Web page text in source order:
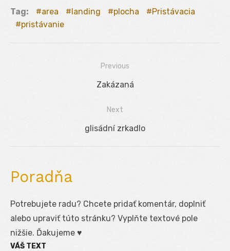
Tag: area landing plocha
Pristávacia
pristávanie
Previous
Previous
Zakázaná
Next
Next
glisádní zrkadlo
Poradňa
Potrebujete radu? Chcete pridať komentár, doplniť
alebo upraviť túto stránku? Vyplňte textové pole
nižšie. Ďakujeme ♥
VÁŠ TEXT